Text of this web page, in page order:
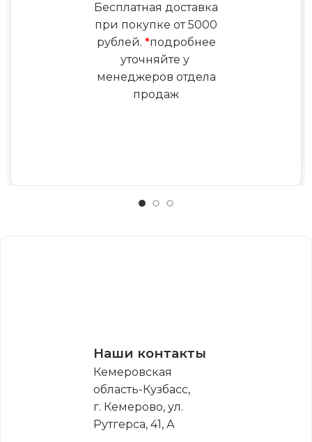
Бесплатная доставка
при покупке от 5000
рублей. *подробнее
уточняйте у
менеджеров отдела
продаж
Наши контакты
Кемеровская
область-Кузбасс,
г. Кемерово, ул.
Рутгерса, 41, А